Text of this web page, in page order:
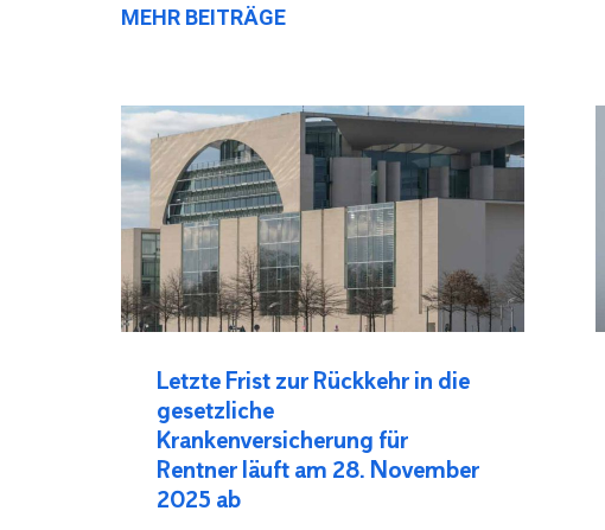
MEHR BEITRÄGE
Letzte Frist zur Rückkehr in die
gesetzliche
Krankenversicherung für
Rentner läuft am 28. November
2025 ab